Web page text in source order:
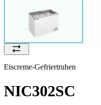
Eiscreme-Gefriertruhen
NIC302SC